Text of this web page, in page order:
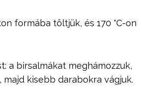
formába töltjük, és 170 °C-on
a birsalmákat meghámozzuk,
kisebb darabokra vágjuk.